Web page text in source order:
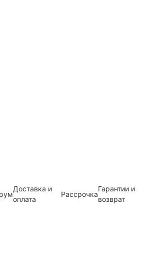
Доставка и
оплата
Рассрочка
Гарантии и
возврат